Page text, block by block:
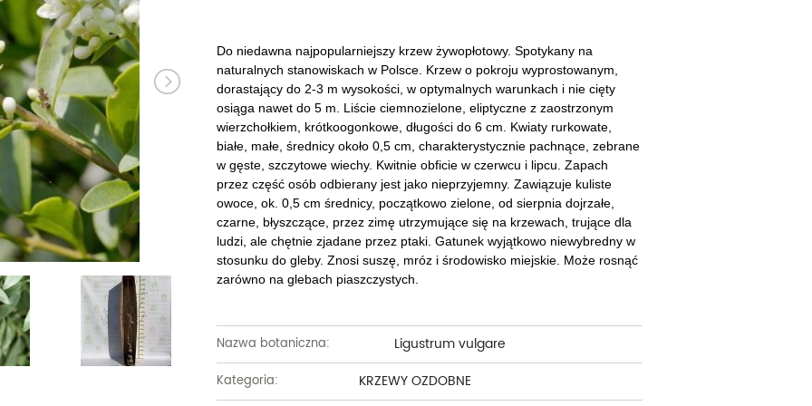
Truskawki i poziomki
Winogrona
Żurawiny
Pozostałe
Dęby
Glediczje
Głogi
Graby
Jabłonie ozdobne
Jarzębiny i jarząby
Kasztanowce
Wierzby
Wiśnie ozdobne
Złotokapy
Pozostałe
Forsycje
Hibiskusy
Hortensje
Jaśminowce
Kaliny
Kalmie
Pięciorniki
Piwonie
Pnącza
Powojniki - Clematisy
Różaneczniki
Tawuły i tawułki
Wisterie
Pozostałe
Do niedawna najpopularniejszy krzew żywopłotowy. Spotykany na
naturalnych stanowiskach w Polsce. Krzew o pokroju wyprostowanym,
dorastający do 2-3 m wysokości, w optymalnych warunkach i nie cięty
osiąga nawet do 5 m. Liście ciemnozielone, eliptyczne z zaostrzonym
wierzchołkiem, krótkoogonkowe, długości do 6 cm. Kwiaty rurkowate,
białe, małe, średnicy około 0,5 cm, charakterystycznie pachnące, zebrane
w gęste, szczytowe wiechy. Kwitnie obficie w czerwcu i lipcu. Zapach
przez część osób odbierany jest jako nieprzyjemny. Zawiązuje kuliste
owoce, ok. 0,5 cm średnicy, początkowo zielone, od sierpnia dojrzałe,
czarne, błyszczące, przez zimę utrzymujące się na krzewach, trujące dla
ludzi, ale chętnie zjadane przez ptaki. Gatunek wyjątkowo niewybredny w
stosunku do gleby. Znosi suszę, mróz i środowisko miejskie. Może rosnąć
zarówno na glebach piaszczystych
Nazwa botaniczna: Ligustrum vulgare
Kategoria: KRZEWY OZDOBNE